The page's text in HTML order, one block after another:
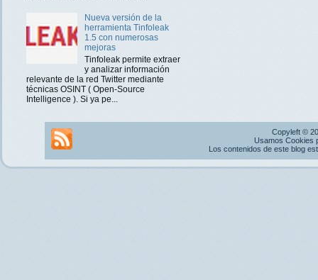
Nueva versión de la
herramienta Tinfoleak
1.5 con numerosas
mejoras
Tinfoleak permite extraer
y analizar información
relevante de la red Twitter mediante
técnicas OSINT ( Open-Source
Intelligence ). Si ya pe...
Copyleft ©
Usamos Cookies
Los contenidos de este blog